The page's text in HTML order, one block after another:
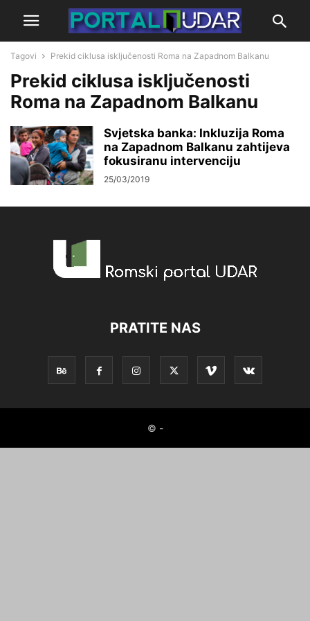
Tagovi Prekid ciklusa isključenosti Roma na Zapadnom Balkanu
Prekid ciklusa isključenosti
Roma na Zapadnom Balkanu
Svjetska banka: Inkluzija Roma
na Zapadnom Balkanu zahtijeva
fokusiranu intervenciju
25/03/2019
PRATITE NAS
© -